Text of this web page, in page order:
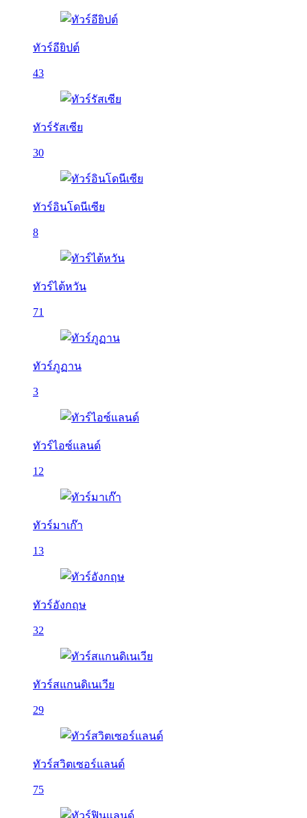
ทัวร์อียิปต์
43
ทัวร์รัสเซีย
30
ทัวร์อินโดนีเซีย
8
ทัวร์ไต้หวัน
71
ทัวร์ภูฏาน
3
ทัวร์ไอซ์แลนด์
12
ทัวร์มาเก๊า
13
ทัวร์อังกฤษ
32
ทัวร์สแกนดิเนเวีย
29
ทัวร์สวิตเซอร์แลนด์
75